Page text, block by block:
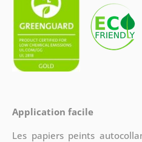
Application facile
Les papiers peints